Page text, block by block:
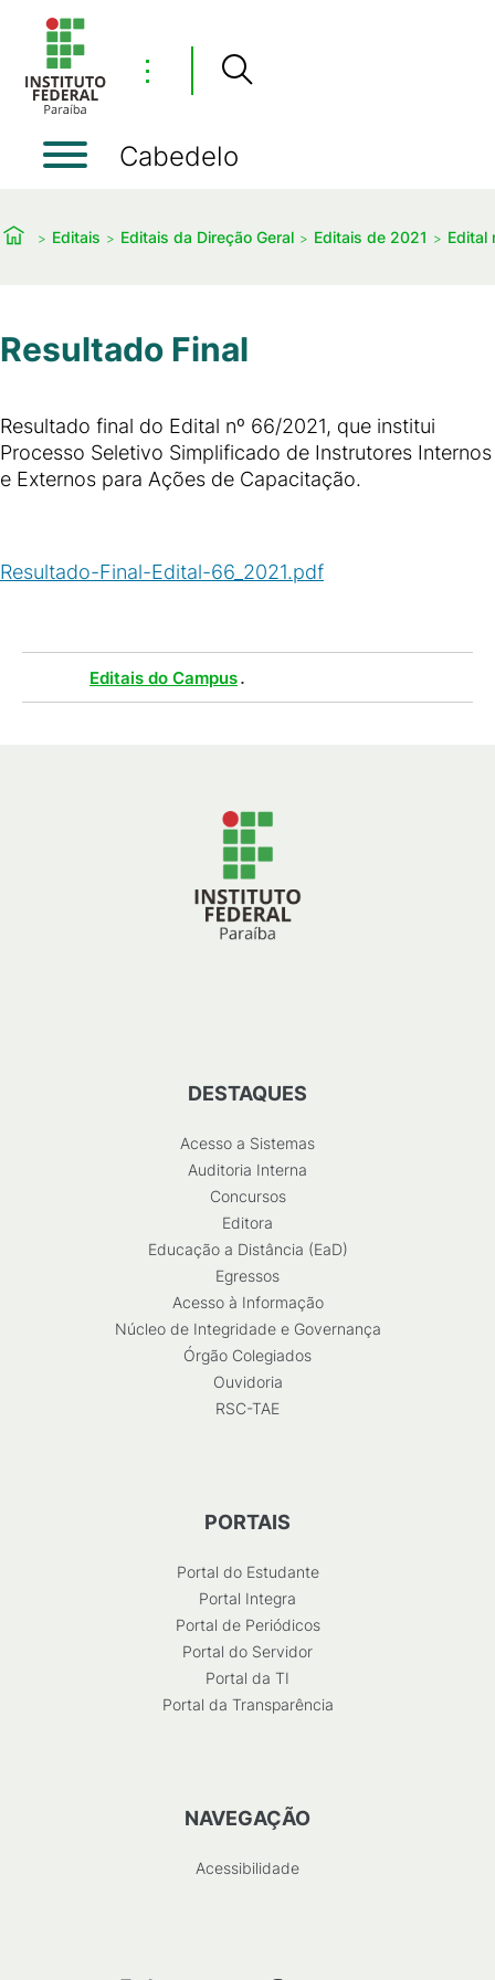
⋮
Cabedelo
Editais Editais da Direção Geral Editais de 2021 Edital
Resultado Final
Resultado final do Edital nº 66/2021, que institui
Processo Seletivo Simplificado de Instrutores Internos
e Externos para Ações de Capacitação.
Resultado-Final-Edital-66_2021.pdf
Editais do Campus.
DESTAQUES
Acesso a Sistemas
Auditoria Interna
Concursos
Editora
Educação a Distância (EaD)
Egressos
Acesso à Informação
Núcleo de Integridade e Governança
Órgão Colegiados
Ouvidoria
RSC-TAE
PORTAIS
Portal do Estudante
Portal Integra
Portal de Periódicos
Portal do Servidor
Portal da TI
Portal da Transparência
NAVEGAÇÃO
Acessibilidade